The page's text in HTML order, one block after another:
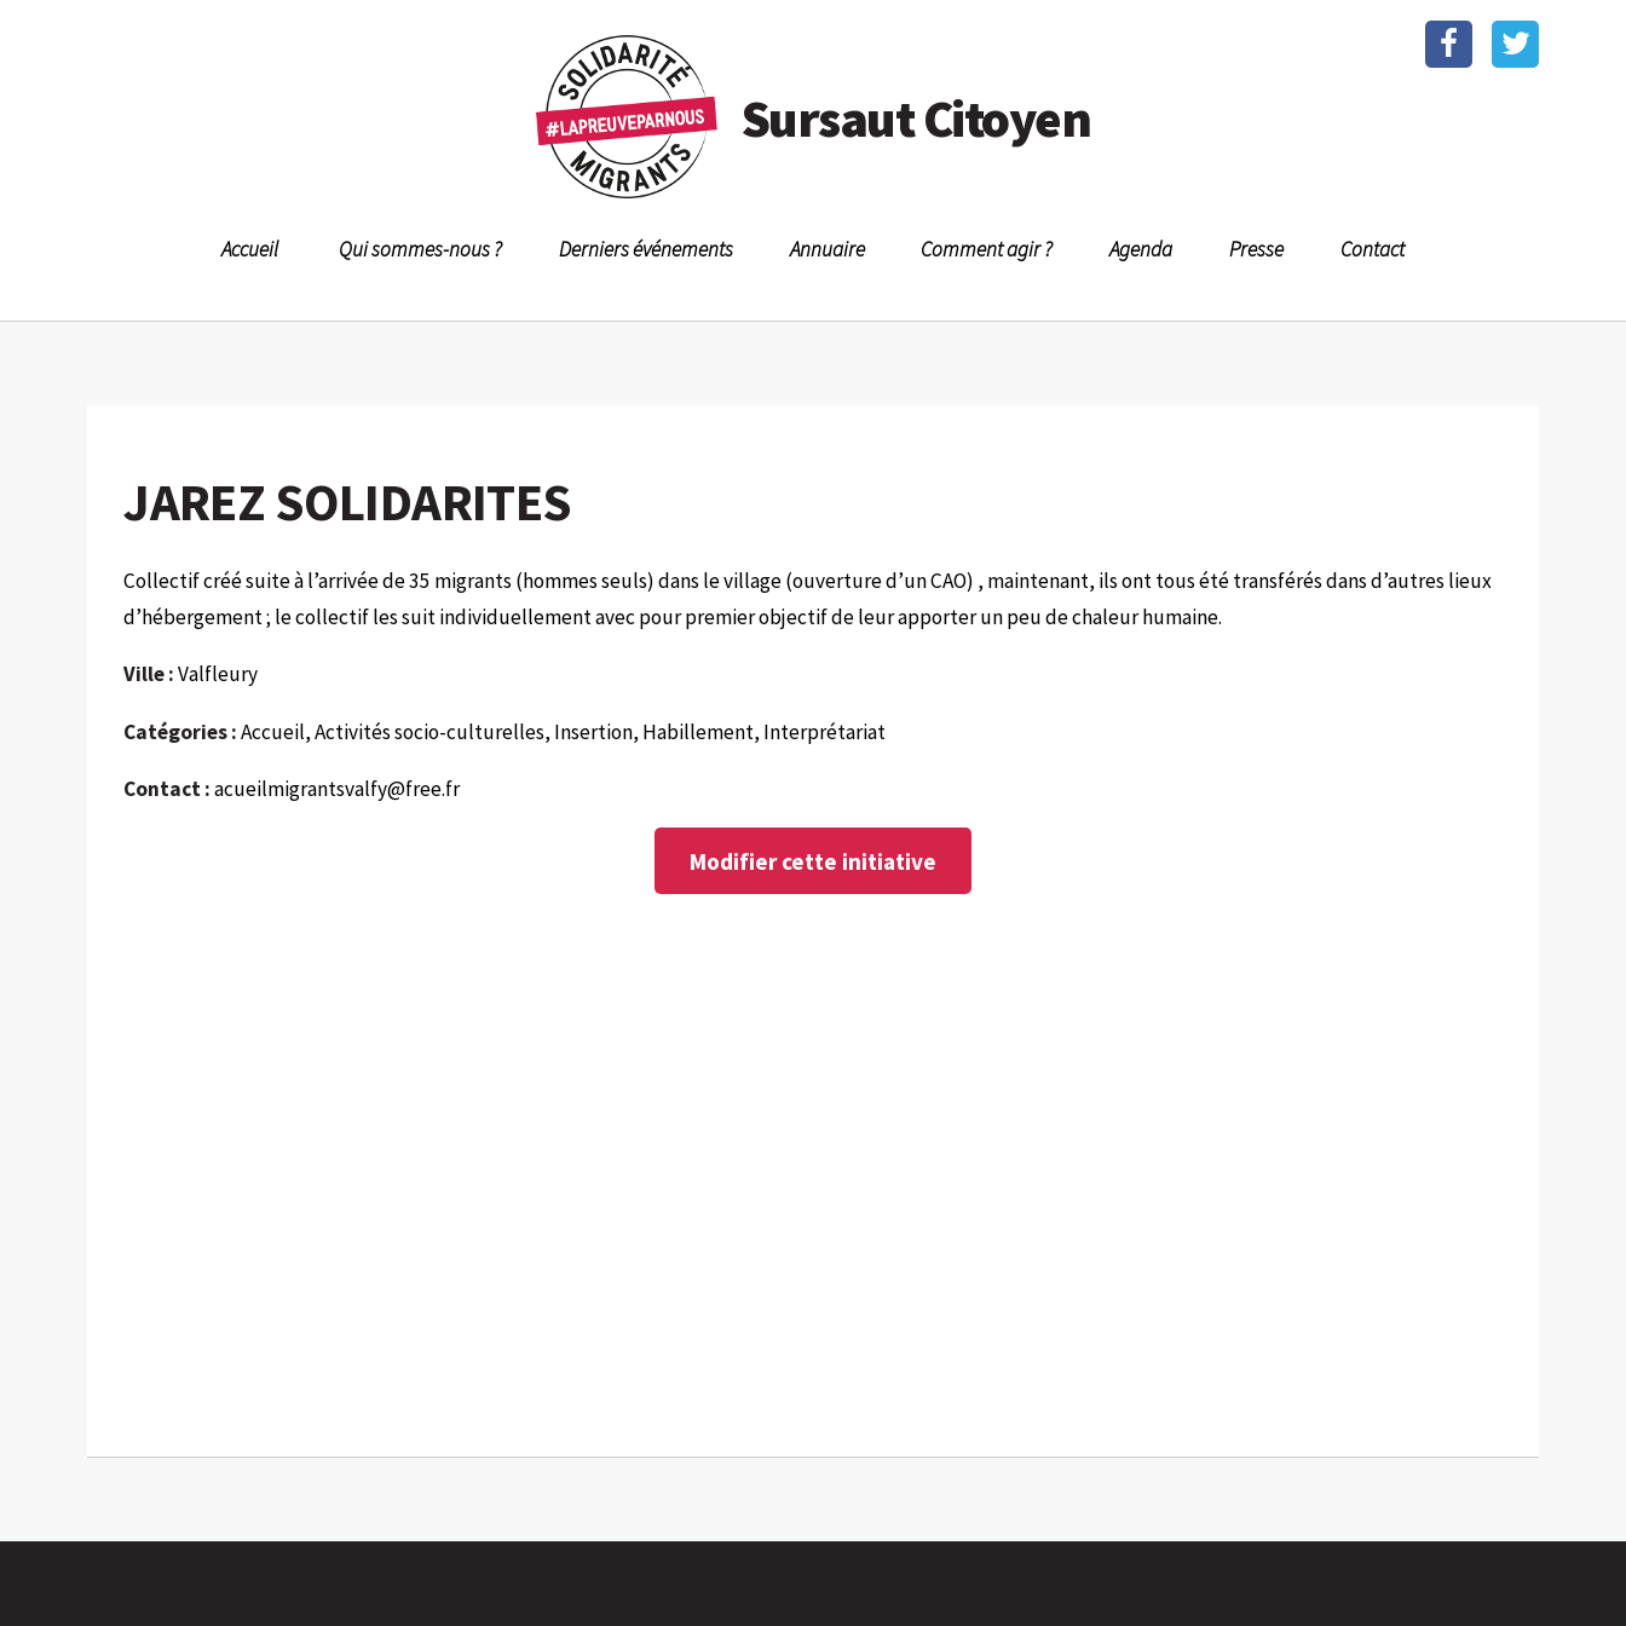
Sursaut Citoyen
Accueil Qui sommes-nous ? Derniers événements Annuaire Comment agir ? Agenda Presse Contact
JAREZ SOLIDARITES
Collectif créé suite à l’arrivée de 35 migrants (hommes seuls) dans le village (ouverture d’un CAO) , maintenant, ils ont tous été transférés dans d’autres lieux
d’hébergement ; le collectif les suit individuellement avec pour premier objectif de leur apporter un peu de chaleur humaine.
Ville :Valfleury
Catégories :Accueil, Activités socio-culturelles, Insertion, Habillement, Interprétariat
Contact :acueilmigrantsvalfy@free.fr
Modifier cette initiative